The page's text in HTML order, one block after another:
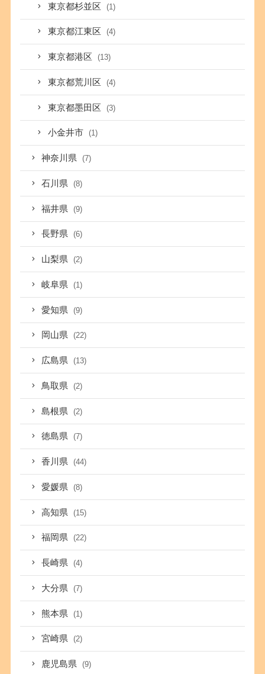
東京都杉並区 (1)
東京都江東区 (4)
東京都港区 (13)
東京都荒川区 (4)
東京都墨田区 (3)
小金井市 (1)
神奈川県 (7)
石川県 (8)
福井県 (9)
長野県 (6)
山梨県 (2)
岐阜県 (1)
愛知県 (9)
岡山県 (22)
広島県 (13)
鳥取県 (2)
島根県 (2)
徳島県 (7)
香川県 (44)
愛媛県 (8)
高知県 (15)
福岡県 (22)
長崎県 (4)
大分県 (7)
熊本県 (1)
宮崎県 (2)
鹿児島県 (9)